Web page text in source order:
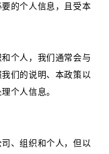
的个人信息，且受本
个人，我们通常会与
们的说明、本政策以
个人信息。
、组织和个人，但以